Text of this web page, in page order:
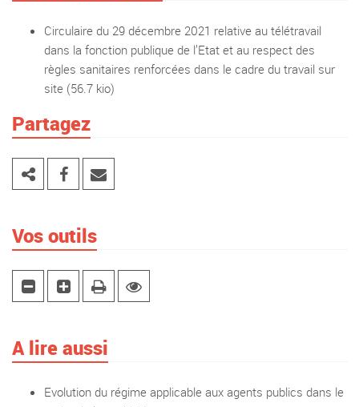
Circulaire du 29 décembre 2021 relative au télétravail
dans la fonction publique de l’Etat et au respect des
règles sanitaires renforcées dans le cadre du travail sur
site (56.7 kio)
Partagez
Vos outils
A lire aussi
Evolution du régime applicable aux agents publics dans le